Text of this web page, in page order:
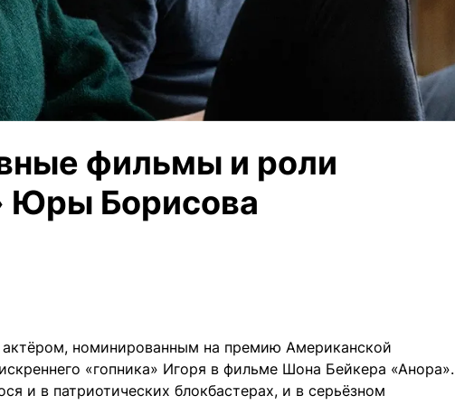
фильмы и роли
Юры Борисова
номинированным на премию Американской
«гопника» Игоря в фильме Шона Бейкера «Анора».
и в патриотических блокбастерах, и в серьёзном